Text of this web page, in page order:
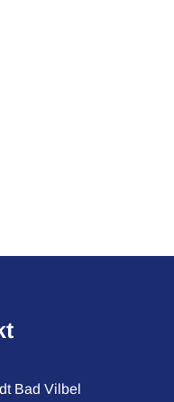
Bad Vilbel